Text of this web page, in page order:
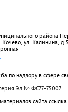
района
ул. Калинина, д.5
по надзору в сфере
Эл № ФС77-75007
сайта ссылка